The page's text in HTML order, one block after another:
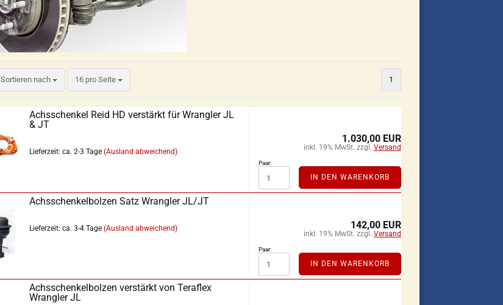
Sortieren nach 16 pro Seite 1
Achsschenkel Reid HD verstärkt für Wrangler JL
& JT
Lieferzeit: ca. 2-3 Tage (Ausland abweichend)
1.030,00 EUR
inkl. 19% MwSt. zzgl. Versand
Paar:
IN DEN WARENKORB
Achsschenkelbolzen Satz Wrangler JL/JT
Lieferzeit: ca. 3-4 Tage (Ausland abweichend) 142,00 EUR
inkl. 19% MwSt. zzgl. Versand
Paar:
IN DEN WARENKORB
Achsschenkelbolzen verstärkt von Teraflex
Wrangler JL